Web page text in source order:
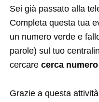
Sei già passato alla
Completa questa tua
un numero verde e
parole) sul tuo
cercare cerca
Grazie a questa